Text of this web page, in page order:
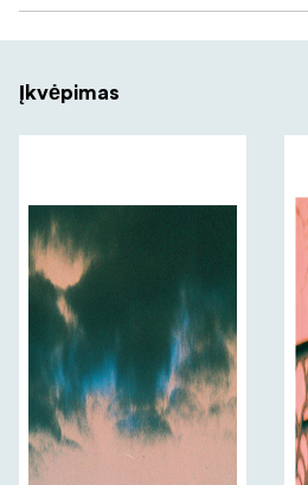
Įkvėpimas